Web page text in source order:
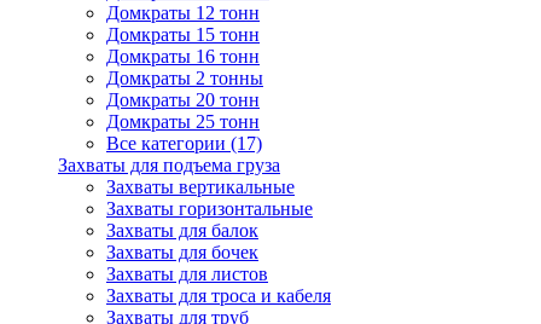
Домкраты 12 тонн
Домкраты 15 тонн
Домкраты 16 тонн
Домкраты 2 тонны
Домкраты 20 тонн
Домкраты 25 тонн
Все категории (17)
Захваты для подъема груза
Захваты вертикальные
Захваты горизонтальные
Захваты для балок
Захваты для бочек
Захваты для листов
Захваты для троса и кабеля
Захваты для труб